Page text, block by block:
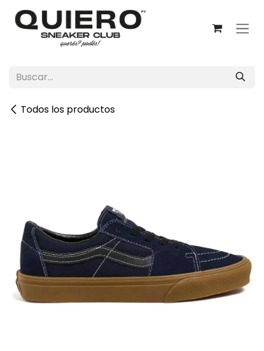
Ir al contenido
Todos los productos